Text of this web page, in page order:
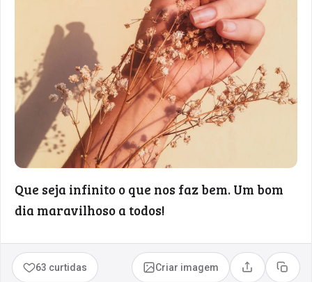
Que seja infinito o que nos faz bem. Um bom
dia maravilhoso a todos!
63 curtidas Criar imagem Compartilhar
Copiar